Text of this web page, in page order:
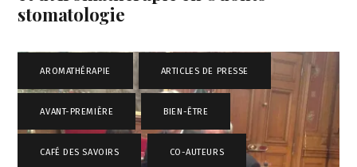
stomatologie
AROMATHÉRAPIE , ARTICLES DE PRESSE
AVANT-PREMIÈRE , BIEN-ÊTRE
CAFÉ DES SAVOIRS , CO-AUTEURS ,